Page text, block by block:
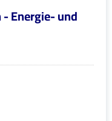
Energie- und